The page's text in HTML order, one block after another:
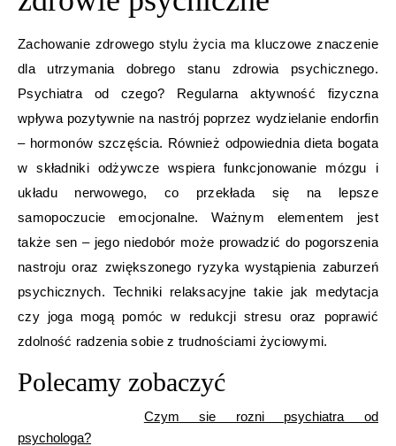
Zachowanie zdrowego stylu życia ma kluczowe znaczenie
dla utrzymania dobrego stanu zdrowia psychicznego.
Psychiatra od czego? Regularna aktywność fizyczna
wpływa pozytywnie na nastrój poprzez wydzielanie endorfin
– hormonów szczęścia. Również odpowiednia dieta bogata
w składniki odżywcze wspiera funkcjonowanie mózgu i
układu nerwowego, co przekłada się na lepsze
samopoczucie emocjonalne. Ważnym elementem jest
także sen – jego niedobór może prowadzić do pogorszenia
nastroju oraz zwiększonego ryzyka wystąpienia zaburzeń
psychicznych. Techniki relaksacyjne takie jak medytacja
czy joga mogą pomóc w redukcji stresu oraz poprawić
zdolność radzenia sobie z trudnościami życiowymi.
Polecamy zobaczyć
Czym sie rozni psychiatra od
psychologa?